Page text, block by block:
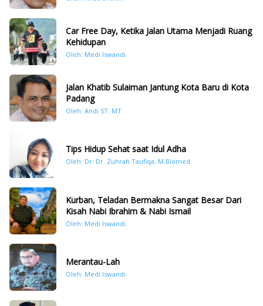
Car Free Day, Ketika Jalan Utama Menjadi Ruang
Kehidupan
Oleh: Medi Iswandi
Jalan Khatib Sulaiman Jantung Kota Baru di Kota
Padang
Oleh: Andi ST. MT
Tips Hidup Sehat saat Idul Adha
Oleh: Dr. Dr. Zuhrah Taufiqa, M.Biomed
Kurban, Teladan Bermakna Sangat Besar Dari
Kisah Nabi Ibrahim & Nabi Ismail
Oleh: Medi Iswandi
Merantau-Lah
Oleh: Medi Iswandi